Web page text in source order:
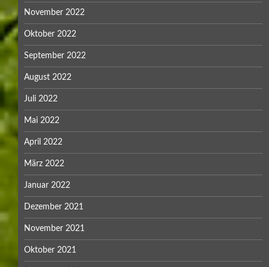
November 2022
Oktober 2022
September 2022
August 2022
Juli 2022
Mai 2022
April 2022
März 2022
Januar 2022
Dezember 2021
November 2021
Oktober 2021